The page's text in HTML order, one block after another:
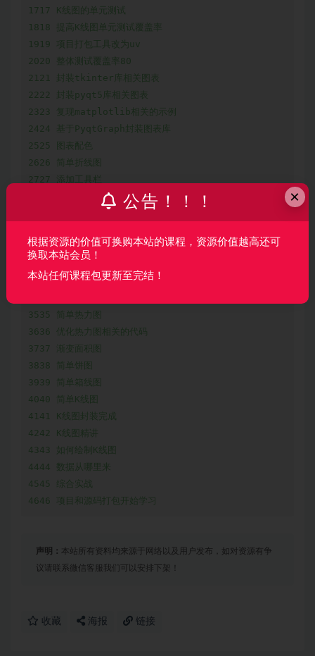
1717 K线图的单元测试
1818 提高K线图单元测试覆盖率
1919 项目打包工具改为uv
2020 整体测试覆盖率80
2121 封装tkinter库相关图表
2222 封装pyqt5库相关图表
2323 复现matplotlib相关的示例
2424 基于PyqtGraph封装图表库
2525 图表配色
2626 简单折线图
2727 添加工具栏
2828 重置图表功能
3131 渐变散点图
3333 渐变直方图
3535 简单热力图
3636 优化热力图相关的代码
3737 渐变面积图
3838 简单饼图
3939 简单箱线图
4040 简单K线图
4141 K线图封装完成
4242 K线图精讲
4343 如何绘制K线图
4444 数据从哪里来
4545 综合实战
4646 项目和源码打包开始学习
声明： 本站所有资料均来源于网络以及用户发布，如对资源有争
议请联系微信客服我们可以安排下架！
收藏 海报 链接
×
公告！！！
根据资源的价值可换购本站的课程，资源价值越高还可
换取本站会员！
本站任何课程包更新至完结！